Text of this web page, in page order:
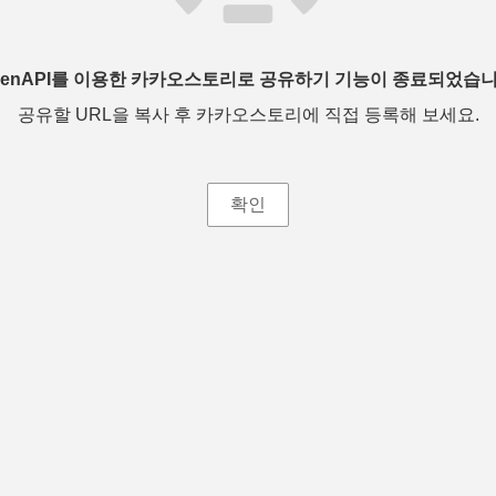
를 이용한 카카오스토리로 공유하기 기능이 종료되었습
공유할 URL을 복사 후 카카오스토리에 직접 등록해 보세요.
확인